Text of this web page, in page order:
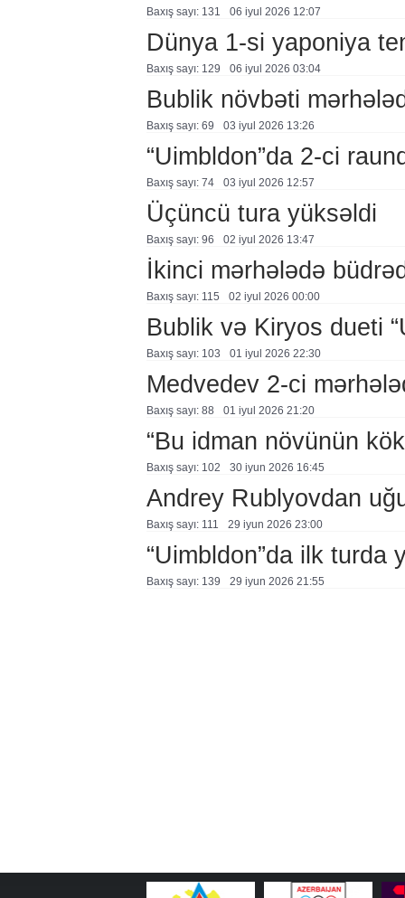
Baxış sayı: 131 06 i̇yul 2026 12:07
Dünya 1-si yaponiya
Baxış sayı: 129 06 i̇yul 2026 03:04
Bublik növbəti
Baxış sayı: 69 03 i̇yul 2026 13:26
“Uimbldon”da 2-ci
Baxış sayı: 74 03 i̇yul 2026 12:57
Üçüncü tura yüksəldi
Baxış sayı: 96 02 i̇yul 2026 13:47
İkinci mərhələdə
Baxış sayı: 115 02 i̇yul 2026 00:00
Bublik və Kiryos dueti
Baxış sayı: 103 01 i̇yul 2026 22:30
Medvedev 2-ci
Baxış sayı: 88 01 i̇yul 2026 21:20
“Bu idman növünün
Baxış sayı: 102 30 i̇yun 2026 16:45
Andrey Rublyovdan
Baxış sayı: 111 29 i̇yun 2026 23:00
“Uimbldon”da ilk turda
Baxış sayı: 139 29 i̇yun 2026 21:55